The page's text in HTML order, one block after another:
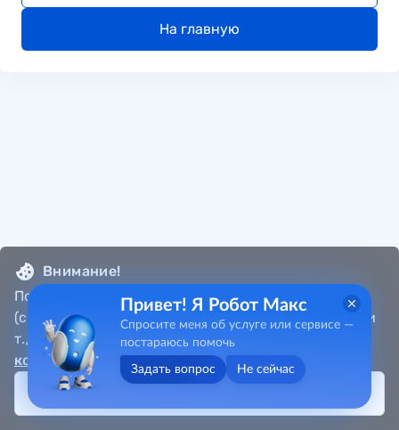
На главную
Внимание!
Портал собирает метаданные пользователя
(cookie, местоположение, данные об IP-адресах и
т.д.) в соответствии сПолитикой
конфиденциальности.
Привет! Я Робот Макс
Спросите меня об услуге или сервисе —
постараюсь помочь
Задать вопрос Не сейчас